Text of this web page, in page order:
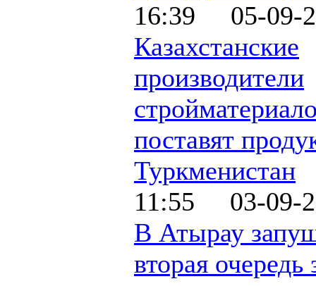
16:39 05-09-
Казахстанские
производители
поставят
Туркменистан
11:55 03-09-
В Атырау
вторая очередь